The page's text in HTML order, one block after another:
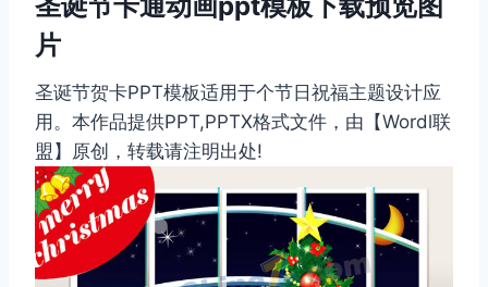
片
圣诞节贺卡PPT模板适用于个节日祝福主题设计应
用。本作品提供PPT,PPTX格式文件，由【Wordl联
盟】原创，转载请注明出处!